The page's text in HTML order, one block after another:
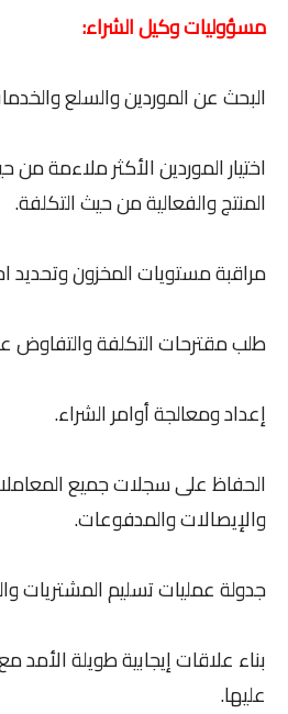
مسؤوليات وكيل الشراء:
البحث عن الموردين والسلع
اختيار الموردين الأكثر ملاءمة
المنتج والفعالية من حيث التكلفة.
مراقبة مستويات المخزون وتحديد
طلب مقترحات التكلفة والتفاوض
إعداد ومعالجة أوامر الشراء.
الحفاظ على سجلات جميع
والإيصالات والمدفوعات.
جدولة عمليات تسليم المشتريات
بناء علاقات إيجابية طويلة الأمد
عليها.